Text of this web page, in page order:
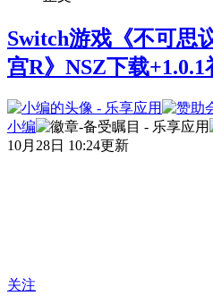
Switch游戏《不可思
宫R》NSZ下载
小编
10月28日 10:24更新
关注